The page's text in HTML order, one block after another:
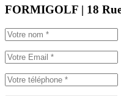
FORMIGOLF | 18